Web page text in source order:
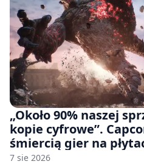
„Około 90% naszej
kopie cyfrowe”.
śmiercią gier na
7 sie 2026